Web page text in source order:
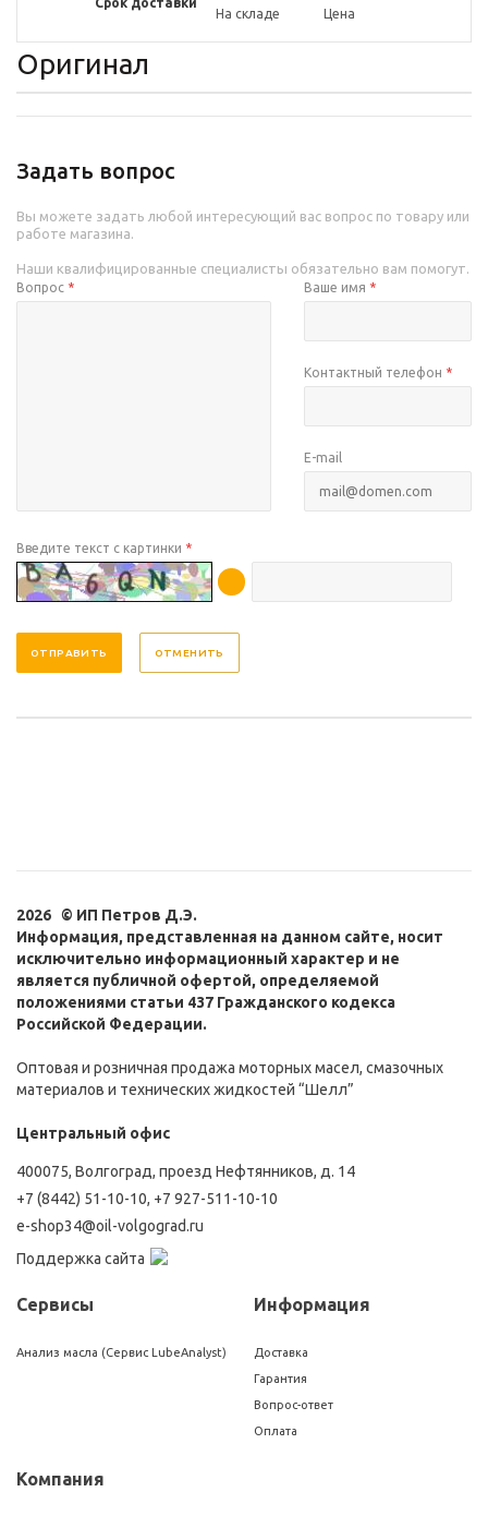
Срок доставки
На складе Цена
Оригинал
Задать вопрос
Вы можете задать любой интересующий вас вопрос по товару или
работе магазина.
Наши квалифицированные специалисты обязательно вам помогут.
Вопрос * Ваше имя *
Контактный телефон *
E-mail
Введите текст с картинки *
ОТМЕНИТЬ
2026 © ИП Петров Д.Э.
Информация, представленная на данном сайте, носит
исключительно информационный характер и не
является публичной офертой, определяемой
положениями статьи 437 Гражданского кодекса
Российской Федерации.
Оптовая и розничная продажа моторных масел, смазочных
материалов и технических жидкостей “Шелл”
Центральный офис
400075, Волгоград, проезд Нефтянников, д. 14
+7 (8442) 51-10-10, +7 927-511-10-10
e-shop34@oil-volgograd.ru
Поддержка сайта
Сервисы
Анализ масла (Сервис LubeAnalyst)
Информация
Доставка
Гарантия
Вопрос-ответ
Оплата
Компания